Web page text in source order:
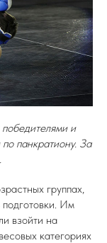
и
панкратиону. За
группах,
Им
взойти на
категориях